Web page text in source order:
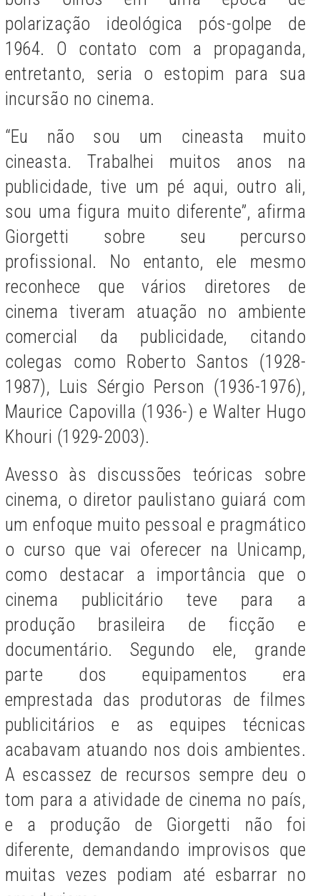
polarização ideológica pós-golpe de
1964. O contato com a propaganda,
entretanto, seria o estopim para sua
incursão no cinema.
“Eu não sou um cineasta muito
cineasta. Trabalhei muitos anos na
publicidade, tive um pé aqui, outro ali,
sou uma figura muito diferente”, afirma
Giorgetti sobre seu percurso
profissional. No entanto, ele mesmo
reconhece que vários diretores de
cinema tiveram atuação no ambiente
comercial da publicidade, citando
colegas como Roberto Santos (1928-
1987), Luis Sérgio Person (1936-1976),
Maurice Capovilla (1936-) e Walter Hugo
Khouri (1929-2003).
Avesso às discussões teóricas sobre
cinema, o diretor paulistano guiará com
um enfoque muito pessoal e pragmático
o curso que vai oferecer na Unicamp,
como destacar a importância que o
cinema publicitário teve para a
produção brasileira de ficção e
documentário. Segundo ele, grande
parte dos equipamentos era
emprestada das produtoras de filmes
publicitários e as equipes técnicas
acabavam atuando nos dois ambientes.
A escassez de recursos sempre deu o
tom para a atividade de cinema no país,
e a produção de Giorgetti não foi
diferente, demandando improvisos que
muitas vezes podiam até esbarrar no